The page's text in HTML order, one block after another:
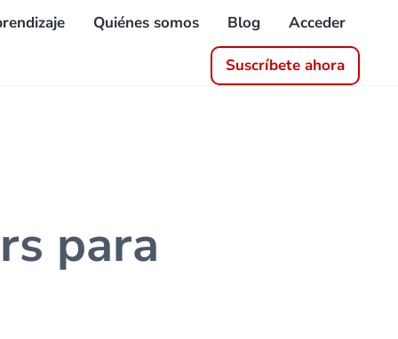
Quiénes somos Blog Acceder
Suscríbete ahora
para